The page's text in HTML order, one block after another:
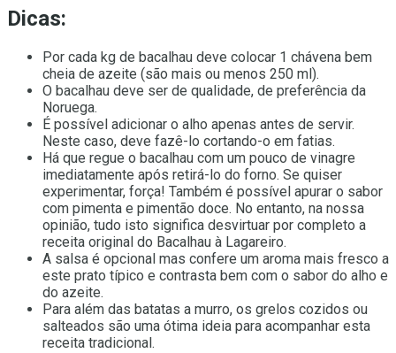
Dicas:
Por cada kg de bacalhau deve colocar 1 chávena bem
cheia de azeite (são mais ou menos 250 ml).
O bacalhau deve ser de qualidade, de preferência da
Noruega.
É possível adicionar o alho apenas antes de servir.
Neste caso, deve fazê-lo cortando-o em fatias.
Há que regue o bacalhau com um pouco de vinagre
imediatamente após retirá-lo do forno. Se quiser
experimentar, força! Também é possível apurar o sabor
com pimenta e pimentão doce. No entanto, na nossa
opinião, tudo isto significa desvirtuar por completo a
receita original do Bacalhau à Lagareiro.
A salsa é opcional mas confere um aroma mais fresco a
este prato típico e contrasta bem com o sabor do alho e
do azeite.
Para além das batatas a murro, os grelos cozidos ou
salteados são uma ótima ideia para acompanhar esta
receita tradicional.